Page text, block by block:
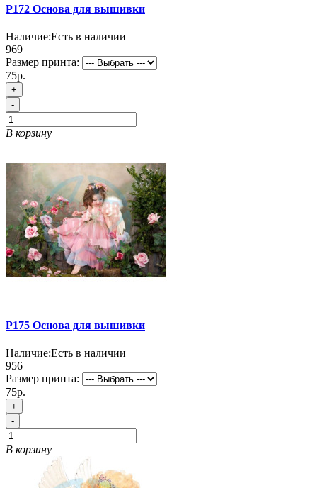
P172 Основа для вышивки
Наличие:Есть в наличии
969
Размер принта:
75р.
+
-
В корзину
P175 Основа для вышивки
Наличие:Есть в наличии
956
Размер принта:
75р.
+
-
В корзину